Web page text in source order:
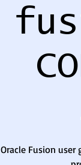
Oracle Fusion